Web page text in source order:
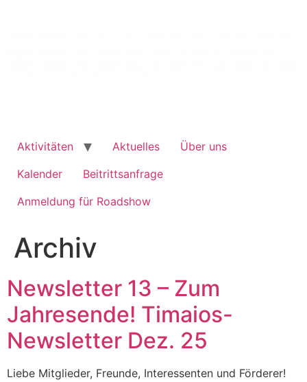
Aktivitäten Aktuelles
Über uns
Kalender
Beitrittsanfrage
Anmeldung für Roadshow
Archiv
Newsletter 13 – Zum
Jahresende! Timaios-
Newsletter Dez. 25
Liebe Mitglieder, Freunde, Interessenten und Förderer!